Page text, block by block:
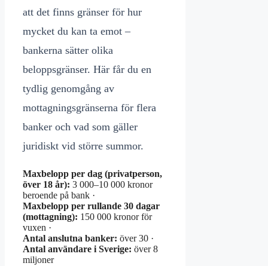
att det finns gränser för hur
mycket du kan ta emot –
bankerna sätter olika
beloppsgränser. Här får du en
tydlig genomgång av
mottagningsgränserna för flera
banker och vad som gäller
juridiskt vid större summor.
Maxbelopp per dag (privatperson,
över 18 år): 3 000–10 000 kronor
beroende på bank ·
Maxbelopp per rullande 30 dagar
(mottagning): 150 000 kronor för
vuxen ·
Antal anslutna banker: över 30 ·
Antal användare i Sverige: över 8
miljoner